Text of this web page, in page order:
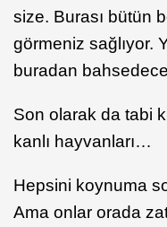
size. Burası bütün
görmeniz sağlıyor.
buradan
Son olarak da tabi
kanlı hayvanları…
Hepsini koynuma
Ama onlar orada